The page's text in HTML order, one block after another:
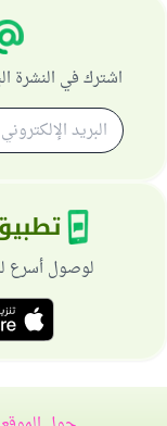
اشترك في النشرة
لوصول أسرع